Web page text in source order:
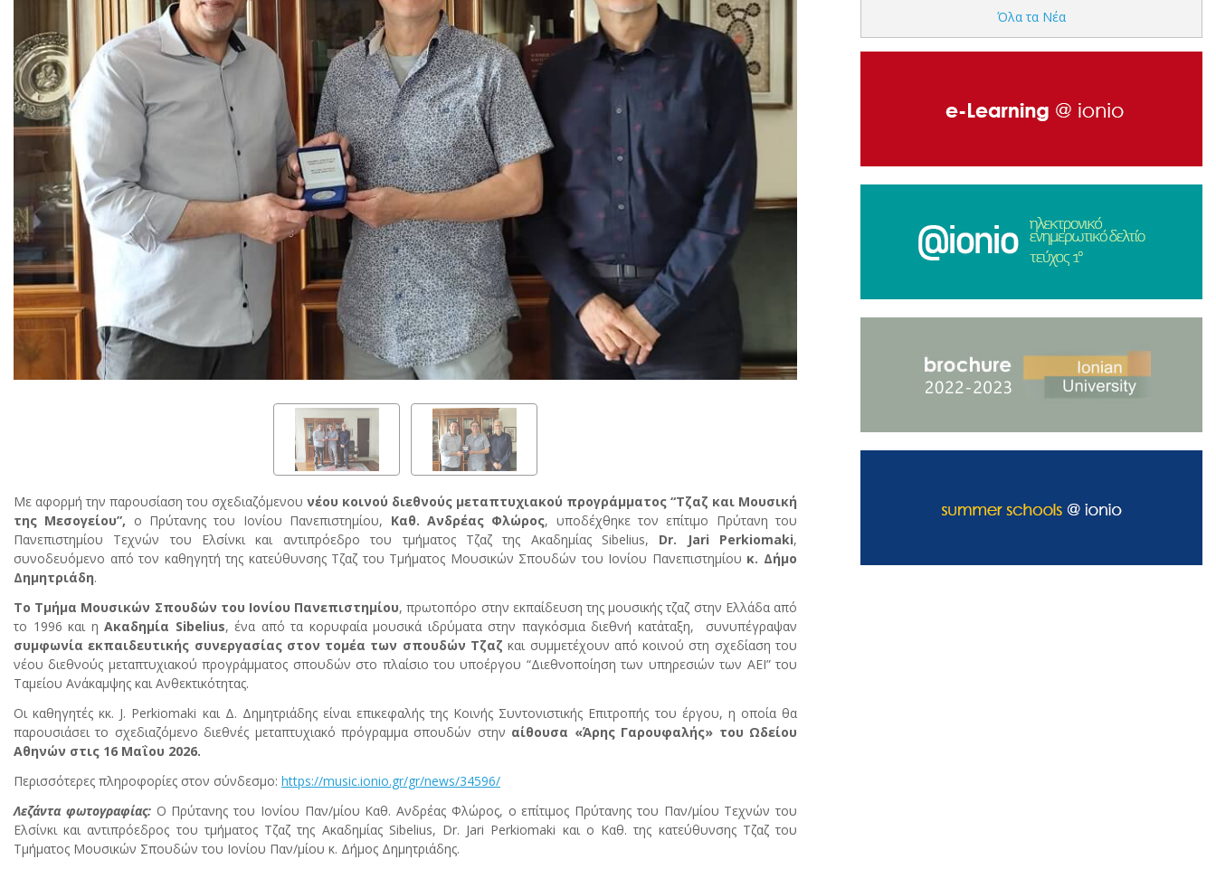
Mε αφορμή την παρουσίαση του σχεδιαζόμενου νέου κοινού διεθνούς μεταπτυχιακού προγράμματος “Τζαζ και Μουσική
της Μεσογείου”, ο Πρύτανης του Ιονίου Πανεπιστημίου, Καθ. Ανδρέας Φλώρος, υποδέχθηκε τον επίτιμο Πρύτανη του
Πανεπιστημίου Τεχνών του Ελσίνκι και αντιπρόεδρο του τμήματος Τζαζ της Ακαδημίας Sibelius, Dr. Jari Perkiomaki,
συνοδευόμενο από τον καθηγητή της κατεύθυνσης Τζαζ του Τμήματος Μουσικών Σπουδών του Ιονίου Πανεπιστημίου κ. Δήμο
Δημητριάδη.
Το Τμήμα Μουσικών Σπουδών του Ιονίου Πανεπιστημίου, πρωτοπόρο στην εκπαίδευση της μουσικής τζαζ στην Ελλάδα από
το 1996 και ηΑκαδημία Sibelius, ένα από τα κορυφαία μουσικά ιδρύματα στην παγκόσμια διεθνή κατάταξη, συνυπέγραψαν
συμφωνία εκπαιδευτικής συνεργασίας στον τομέα των σπουδών Τζαζ και συμμετέχουν από κοινού στη σχεδίαση του
νέου διεθνούς μεταπτυχιακού προγράμματος σπουδών στο πλαίσιο του υποέργου “Διεθνοποίηση των υπηρεσιών των ΑΕΙ” του
Ταμείου Ανάκαμψης και Ανθεκτικότητας.
Οι καθηγητές κκ. J. Perkiomaki και Δ. Δημητριάδης είναι επικεφαλής της Κοινής Συντονιστικής Επιτροπής του έργου, η οποία θα
παρουσιάσει το σχεδιαζόμενο διεθνές μεταπτυχιακό πρόγραμμα σπουδών στην αίθουσα «Άρης Γαρουφαλής» του Ωδείου
Αθηνών στις 16 Μαΐου 2026.
Περισσότερες πληροφορίες στον σύνδεσμο: https://music.ionio.gr/gr/news/34596/
Λεζάντα φωτογραφίας:Ο Πρύτανης του Ιονίου Παν/μίου Καθ. Ανδρέας Φλώρος, ο επίτιμος Πρύτανης του Παν/μίου Τεχνών του
Ελσίνκι και αντιπρόεδρος του τμήματος Τζαζ της Ακαδημίας Sibelius, Dr. Jari Perkiomaki και ο Καθ. της κατεύθυνσης Τζαζ του
Τμήματος Μουσικών Σπουδών του Ιονίου Παν/μίου κ. Δήμος Δημητριάδης.
Όλα τα Νέα